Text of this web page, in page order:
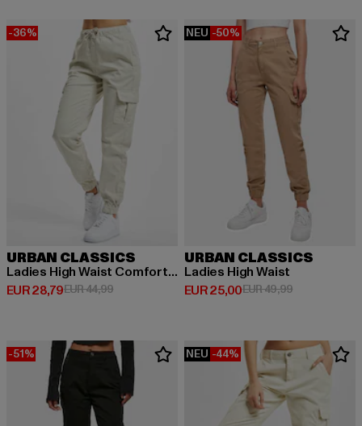
-36%
URBAN CLASSICS
Ladies High Waist Comfort Jogging
EUR 28,79
Derzeitiger Preis: EUR 28,79
EUR 44,99Aktionspreis: EUR 44,99
NEU -50%
URBAN CLASSICS
Ladies High Waist
EUR 25,00
Derzeitiger Preis: EUR 25,00
EUR 49,99Aktionspreis:
-51% NEU -44%